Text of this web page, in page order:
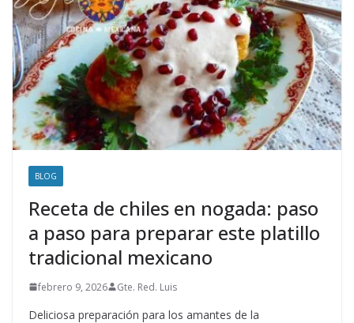
BLOG
Receta de chiles en nogada: paso
a paso para preparar este platillo
tradicional mexicano
febrero 9, 2026 Gte. Red. Luis
Deliciosa preparación para los amantes de la